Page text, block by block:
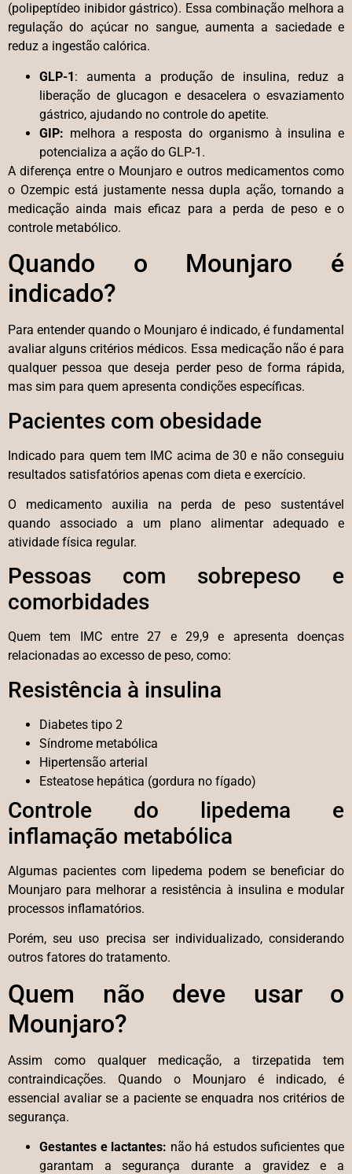
(polipeptídeo inibidor gástrico). Essa combinação melhora a
regulação do açúcar no sangue, aumenta a saciedade e
reduz a ingestão calórica.
GLP-1: aumenta a produção de insulina, reduz a
liberação de glucagon e desacelera o esvaziamento
gástrico, ajudando no controle do apetite.
GIP: melhora a resposta do organismo à insulina e
potencializa a ação do GLP-1.
A diferença entre o Mounjaro e outros medicamentos como
o Ozempic está justamente nessa dupla ação, tornando a
medicação ainda mais eficaz para a perda de peso e o
controle metabólico.
Quando o Mounjaro é
indicado?
Para entender quando o Mounjaro é indicado, é fundamental
avaliar alguns critérios médicos. Essa medicação não é para
qualquer pessoa que deseja perder peso de forma rápida,
mas sim para quem apresenta condições específicas.
Pacientes com obesidade
Indicado para quem tem IMC acima de 30 e não conseguiu
resultados satisfatórios apenas com dieta e exercício.
O medicamento auxilia na perda de peso sustentável
quando associado a um plano alimentar adequado e
atividade física regular.
Pessoas com sobrepeso e
comorbidades
Quem tem IMC entre 27 e 29,9 e apresenta doenças
relacionadas ao excesso de peso, como:
Resistência à insulina
Diabetes tipo 2
Síndrome metabólica
Hipertensão arterial
Esteatose hepática (gordura no fígado)
Controle do lipedema e
inflamação metabólica
Algumas pacientes com lipedema podem se beneficiar do
Mounjaro para melhorar a resistência à insulina e modular
processos inflamatórios.
Porém, seu uso precisa ser individualizado, considerando
outros fatores do tratamento.
Quem não deve usar o
Mounjaro?
Assim como qualquer medicação, a tirzepatida tem
contraindicações. Quando o Mounjaro é indicado, é
essencial avaliar se a paciente se enquadra nos critérios de
segurança.
Gestantes e lactantes: não há estudos suficientes que
garantam a segurança durante a gravidez e a